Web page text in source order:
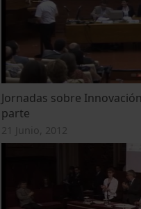
Jornadas sobre
parte
21 Junio, 2012